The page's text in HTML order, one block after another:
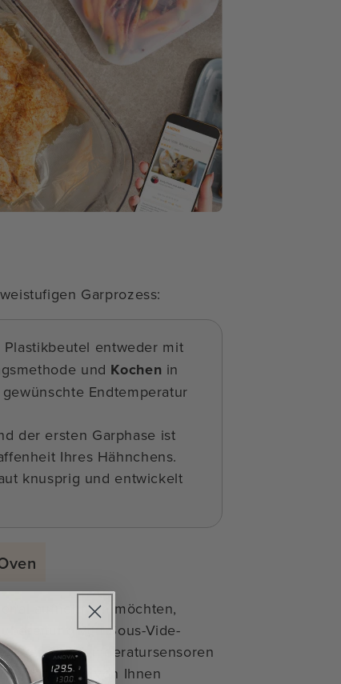
Garprozess:
entweder mit
und Kochen in
Endtemperatur
der ersten Garphase ist
Ihres Hähnchens.
knusprig und entwickelt
aufnehmen möchten,
von Sous-Vide-
wir die Temperatursensoren
der Ofen die von Ihnen